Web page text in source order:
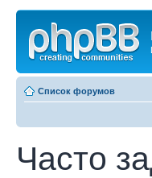
Список форумов
Часто